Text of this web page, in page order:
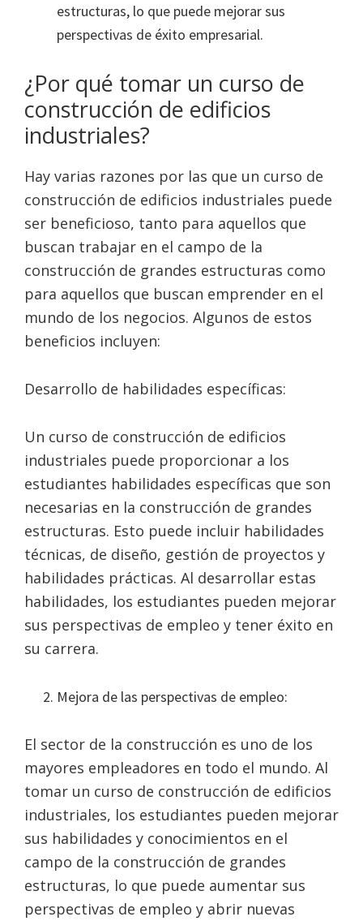
estructuras, lo que puede mejorar sus
perspectivas de éxito empresarial.
¿Por qué tomar un curso de
construcción de edificios
industriales?
Hay varias razones por las que un curso de
construcción de edificios industriales puede
ser beneficioso, tanto para aquellos que
buscan trabajar en el campo de la
construcción de grandes estructuras como
para aquellos que buscan emprender en el
mundo de los negocios. Algunos de estos
beneficios incluyen:
Desarrollo de habilidades específicas:
Un curso de construcción de edificios
industriales puede proporcionar a los
estudiantes habilidades específicas que son
necesarias en la construcción de grandes
estructuras. Esto puede incluir habilidades
técnicas, de diseño, gestión de proyectos y
habilidades prácticas. Al desarrollar estas
habilidades, los estudiantes pueden mejorar
sus perspectivas de empleo y tener éxito en
su carrera.
Mejora de las perspectivas de empleo:
El sector de la construcción es uno de los
mayores empleadores en todo el mundo. Al
tomar un curso de construcción de edificios
industriales, los estudiantes pueden mejorar
sus habilidades y conocimientos en el
campo de la construcción de grandes
estructuras, lo que puede aumentar sus
perspectivas de empleo y abrir nuevas